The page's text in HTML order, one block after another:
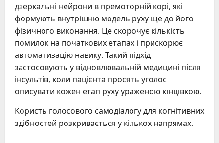
дзеркальні нейрони в премоторній корі, які
формують внутрішню модель руху ще до його
фізичного виконання. Це скорочує кількість
помилок на початкових етапах і прискорює
автоматизацію навику. Такий підхід
застосовують у відновлювальній медицині після
інсультів, коли пацієнта просять уголос
описувати кожен етап руху ураженою кінцівкою.
Користь голосового самодіалогу для когнітивних
здібностей розкривається у кількох напрямах.